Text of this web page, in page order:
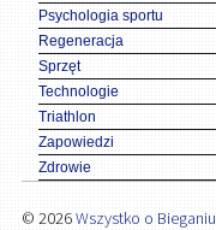
Psychologia sportu
Regeneracja
Sprzęt
Technologie
Triathlon
Zapowiedzi
Zdrowie
© 2026Wszystko o Bieganiu